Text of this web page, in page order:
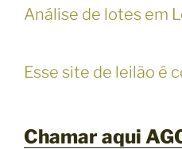
Análise de lotes em
Esse site de leilão é
Chamar aqui